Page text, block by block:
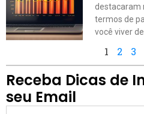
destacaram
termos de
você viver
1 2 3
Receba Dicas de
seu Email